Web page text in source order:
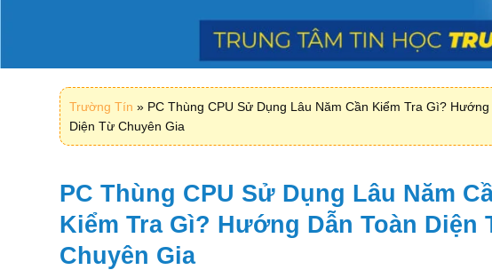
Trường Tín » PC Thùng CPU Sử Dụng Lâu Năm Cần Kiểm Tra Gì? Hướng
Diện Từ Chuyên Gia
PC Thùng CPU Sử Dụng Lâu Năm
Kiểm Tra Gì? Hướng Dẫn Toàn Diện
Chuyên Gia